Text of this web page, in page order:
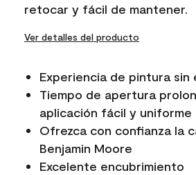
retocar y fácil de mantener.
Ver detalles del producto
Experiencia de pintura sin
Tiempo de apertura
aplicación fácil y uniforme
Ofrezca con confianza la
Benjamin Moore
Excelente encubrimiento